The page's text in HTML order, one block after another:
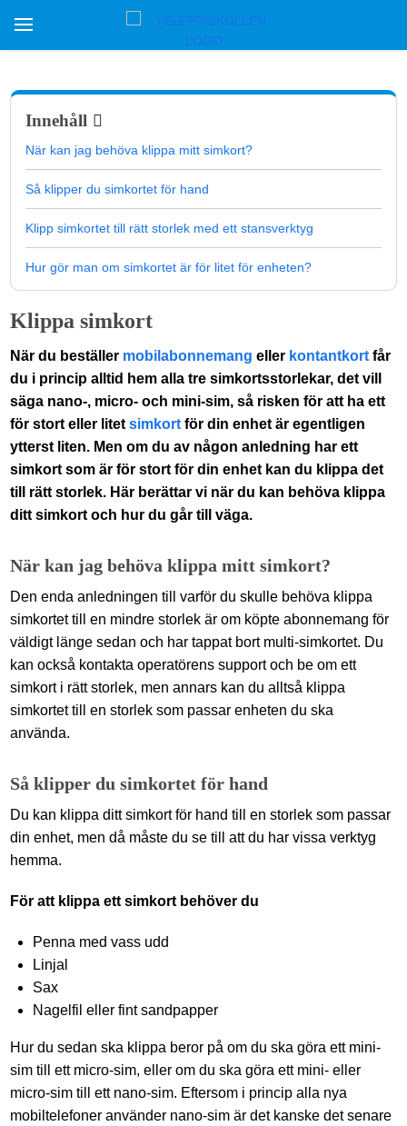
Innehåll
När kan jag behöva klippa mitt simkort?
Så klipper du simkortet för hand
Klipp simkortet till rätt storlek med ett stansverktyg
Hur gör man om simkortet är för litet för enheten?
Klippa simkort
När du beställer mobilabonnemang eller kontantkort får
du i princip alltid hem alla tre simkortsstorlekar, det vill
säga nano-, micro- och mini-sim, så risken för att ha ett
för stort eller litetsimkort för din enhet är egentligen
ytterst liten. Men om du av någon anledning har ett
simkort som är för stort för din enhet kan du klippa det
till rätt storlek. Här berättar vi när du kan behöva klippa
ditt simkort och hur du går till väga.
När kan jag behöva klippa mitt simkort?
Den enda anledningen till varför du skulle behöva klippa
simkortet till en mindre storlek är om köpte abonnemang för
väldigt länge sedan och har tappat bort multi-simkortet. Du
kan också kontakta operatörens support och be om ett
simkort i rätt storlek, men annars kan du alltså klippa
simkortet till en storlek som passar enheten du ska
använda.
Så klipper du simkortet för hand
Du kan klippa ditt simkort för hand till en storlek som passar
din enhet, men då måste du se till att du har vissa verktyg
hemma.
För att klippa ett simkort behöver du
Penna med vass udd
Linjal
Sax
Nagelfil eller fint sandpapper
Hur du sedan ska klippa beror på om du ska göra ett mini-
sim till ett micro-sim, eller om du ska göra ett mini- eller
micro-sim till ett nano-sim. Eftersom i princip alla nya
mobiltelefoner använder nano-sim är det kanske det senare